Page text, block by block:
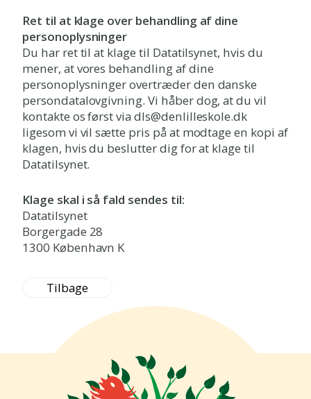
Ret til at klage over behandling af dine
personoplysninger
Du har ret til at klage til Datatilsynet, hvis du
mener, at vores behandling af dine
personoplysninger overtræder den danske
persondatalovgivning. Vi håber dog, at du vil
kontakte os først via dls@denlilleskole.dk
ligesom vi vil sætte pris på at modtage en kopi af
klagen, hvis du beslutter dig for at klage til
Datatilsynet.
Klage skal i så fald sendes til:
Datatilsynet
Borgergade 28
1300 København K
Tilbage